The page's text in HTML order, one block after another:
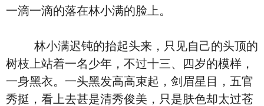
一滴一滴的落在林小满的脸上。
林小满迟钝的抬起头来，只见自己的头顶的
树枝上站着一名少年，不过十三、四岁的模样，
一身黑衣。一头黑发高高束起，剑眉星目，五官
秀挺，看上去甚是清秀俊美，只是肤色却太过苍